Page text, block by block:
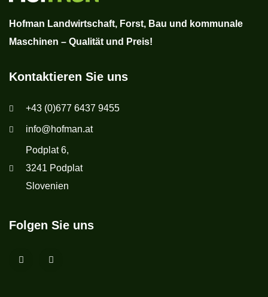
Hofman Landwirtschaft, Forst, Bau und kommunale
Maschinen – Qualität und Preis!
Kontaktieren Sie uns
+43 (0)677 6437 9455
info@hofman.at
Podplat 6,
3241 Podplat
Slovenien
Folgen Sie uns